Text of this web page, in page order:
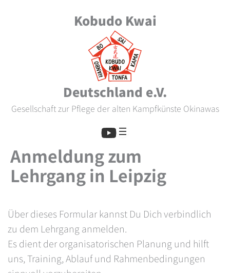
Kobudo Kwai
Deutschland e.V.
Gesellschaft zur Pflege der alten Kampfkünste Okinawas
Anmeldung zum
Lehrgang in Leipzig
Über dieses Formular kannst Du Dich verbindlich
zu dem Lehrgang anmelden.
Es dient der organisatorischen Planung und hilft
uns, Training, Ablauf und Rahmenbedingungen